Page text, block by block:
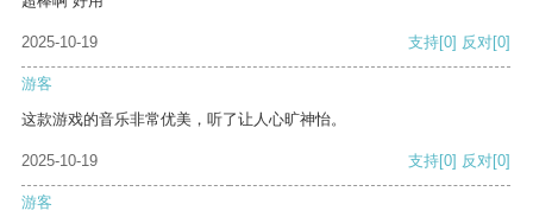
2025-10-19 支持[0] 反对[0]
游客
这款游戏的音乐非常优美，听了让人心旷神怡。
2025-10-19 支持[0] 反对[0]
游客